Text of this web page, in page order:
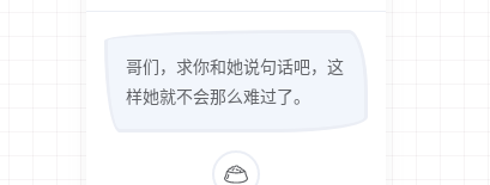
哥们，求你和她说句话吧，这
样她就不会那么难过了。